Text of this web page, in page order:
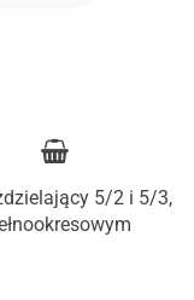
5/2 i 5/3,